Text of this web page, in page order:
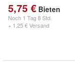
5,75 € Bieten
Noch 1 Tag 8 Std.
+ 1,25 € Versand